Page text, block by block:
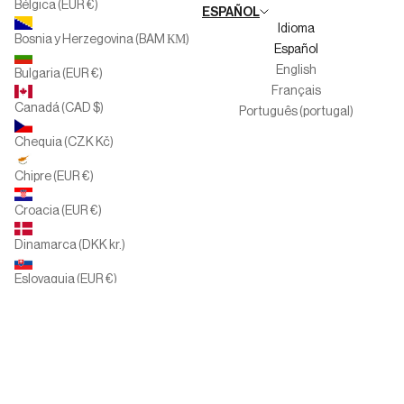
Canal del informante
Bélgica (EUR €)
Bosnia y Herzegovina (BAM КМ)
Bulgaria (EUR €)
Canadá (CAD $)
Chequia (CZK Kč)
Chipre (EUR €)
Croacia (EUR €)
Dinamarca (DKK kr.)
Eslovaquia (EUR €)
ESPAÑOL
Idioma
Español
English
Français
Português (portugal)